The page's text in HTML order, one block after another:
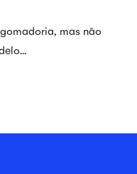
mas não